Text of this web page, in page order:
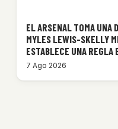
EL ARSENAL TOMA UNA
MYLES LEWIS-SKELLY
ESTABLECE UNA REGLA
7 Ago 2026